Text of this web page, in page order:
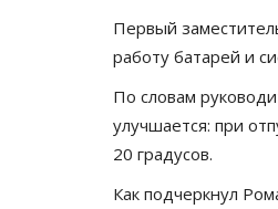
Первый
работу батарей и
По словам
улучшается: при
20 градусов.
Как подчеркнул